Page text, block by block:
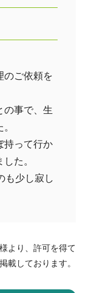
のご依頼を
の事で、生
持って行か
た。
も少し寂し
より、許可を得て
掲載しております。